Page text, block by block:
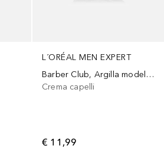
L´ORÉAL MEN EXPERT
Barber Club, Argilla modellante effetto matt e rimodellabile per un look disordinato, per capelli corti, medi e lunghi, 75 ml
Crema capelli
€ 11,99